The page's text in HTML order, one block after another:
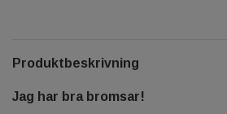
Produktbeskrivning
Jag har bra bromsar!